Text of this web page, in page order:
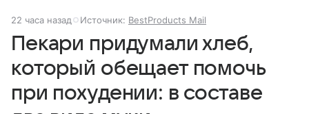
22 часа назад Источник: BestProducts Mail
Пекари придумали хлеб,
который обещает помочь
при похудении: в составе